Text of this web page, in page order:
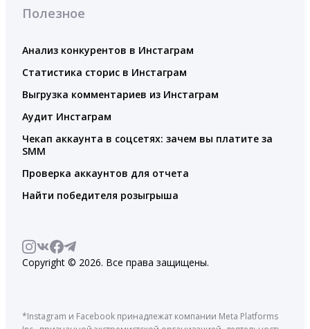
Полезное
Анализ конкурентов в Инстаграм
Статистика сторис в Инстаграм
Выгрузка комментариев из Инстаграм
Аудит Инстаграм
Чекап аккаунта в соцсетях: зачем вы платите за
SMM
Проверка аккаунтов для отчета
Найти победителя розыгрыша
Copyright © 2026. Все права защищены.
*Instagram и Facebook принадлежат компании Meta Platforms